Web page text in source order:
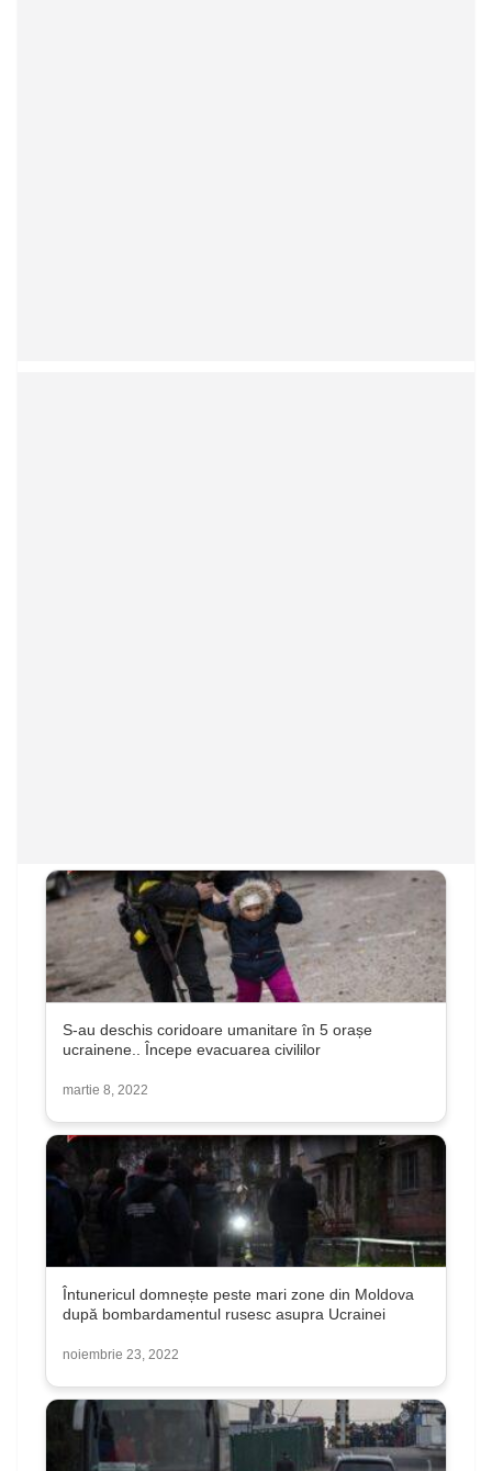
S-au deschis coridoare umanitare în 5 orașe
ucrainene.. Începe evacuarea civililor
martie 8, 2022
Întunericul domnește peste mari zone din Moldova
după bombardamentul rusesc asupra Ucrainei
noiembrie 23, 2022